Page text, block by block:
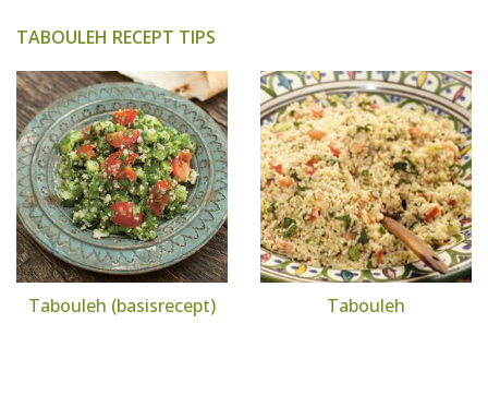
TABOULEH RECEPT TIPS
Tabouleh (basisrecept) Tabouleh